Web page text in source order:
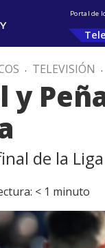
Portal de
. TELEVISIÓN .
y
de la
< 1 minuto